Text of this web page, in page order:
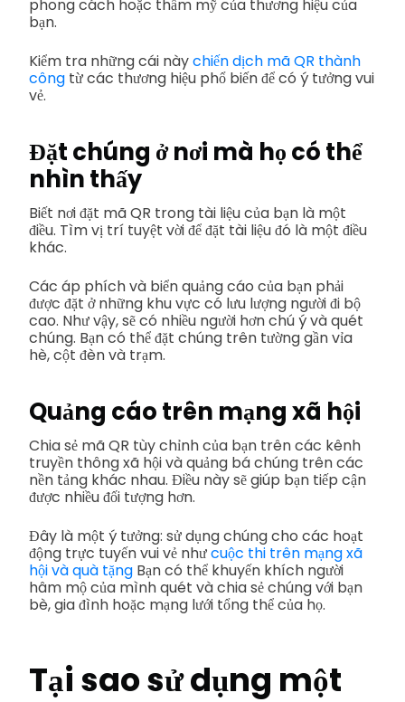
phong cách hoặc thẩm mỹ của thương hiệu của
bạn.
Kiểm tra những cái nàychiến dịch mã QR thành
công từ các thương hiệu phổ biến để có ý tưởng vui
vẻ.
Đặt chúng ở nơi mà họ có thể
nhìn thấy
Biết nơi đặt mã QR trong tài liệu của bạn là một
điều. Tìm vị trí tuyệt vời để đặt tài liệu đó là một điều
khác.
Các áp phích và biển quảng cáo của bạn phải
được đặt ở những khu vực có lưu lượng người đi bộ
cao. Như vậy, sẽ có nhiều người hơn chú ý và quét
chúng. Bạn có thể đặt chúng trên tường gần vỉa
hè, cột đèn và trạm.
Quảng cáo trên mạng xã hội
Chia sẻ mã QR tùy chỉnh của bạn trên các kênh
truyền thông xã hội và quảng bá chúng trên các
nền tảng khác nhau. Điều này sẽ giúp bạn tiếp cận
được nhiều đối tượng hơn.
Đây là một ý tưởng: sử dụng chúng cho các hoạt
động trực tuyến vui vẻ nhưcuộc thi trên mạng xã
hội và quà tặng Bạn có thể khuyến khích người
hâm mộ của mình quét và chia sẻ chúng với bạn
bè, gia đình hoặc mạng lưới tổng thể của họ.
Tại sao sử dụng một